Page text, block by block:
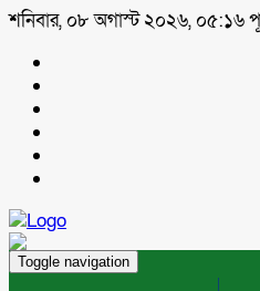
শনিবার, ০৮ অগাস্ট ২০২৬, ০৫:১৬
Toggle navigation